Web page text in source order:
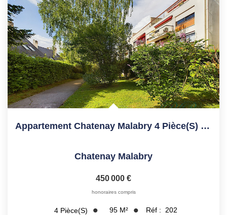
Appartement Chatenay Malabry 4 Pièce(s) 94.86 M2
Chatenay Malabry
450 000 €
honoraires compris
4 Pièce(s) 95 M² Réf : 202